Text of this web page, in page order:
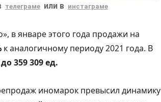
телеграме или в инстаграме
в январе этого года продажи на
к аналогичному периоду 2021 года. В
359 309 ед.
иномарок превысил динамику